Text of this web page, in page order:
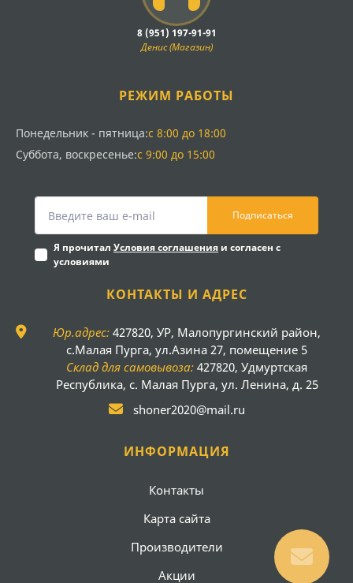
8 (951) 197-91-91
Денис (Магазин)
РЕЖИМ РАБОТЫ
Понедельник - пятница:с 8:00 до 18:00
Суббота, воскресенье:с 9:00 до 15:00
Подписаться
Я прочитал Условия соглашения и согласен с
условиями
КОНТАКТЫ И АДРЕС
Юр.адрес: 427820, УР, Малопургинский район,
с.Малая Пурга, ул.Азина 27, помещение 5
Склад для самовывоза: 427820, Удмуртская
Республика, с. Малая Пурга, ул. Ленина, д. 25
shoner2020@mail.ru
ИНФОРМАЦИЯ
Контакты
Карта сайта
Производители
Акции